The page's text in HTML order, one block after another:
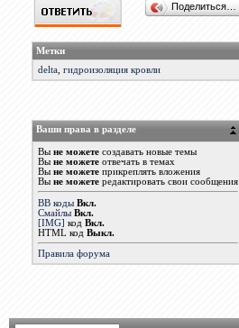
Поделиться…
Метки
delta, гидроизоляция кровли
Ваши права в разделе
Вы не можетесоздавать новые темы
Вы не можетеотвечать в темах
Вы не можетеприкреплять вложения
Вы не можетередактировать свои сообщения
BB коды Вкл.
Смайлы Вкл.
[IMG] код Вкл.
HTML код Выкл.
Правила форума